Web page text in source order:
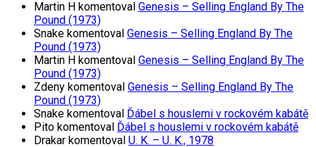
Martin H komentoval Genesis – Selling England By The
Pound (1973)
Snake komentoval Genesis – Selling England By The
Pound (1973)
Martin H komentoval Genesis – Selling England By The
Pound (1973)
Zdeny komentoval Genesis – Selling England By The
Pound (1973)
Snake komentoval Ďábel s houslemi v rockovém kabátě
Pito komentoval Ďábel s houslemi v rockovém kabátě
Drakar komentoval U. K. – U. K., 1978